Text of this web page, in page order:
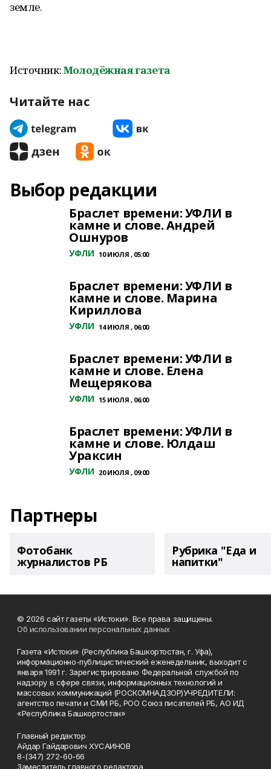
земле.
Источник:Молодёжная газета
Читайте нас
Выбор редакции
Браслет времени: УФЛИ в
камне и слове. Андрей
Ошнуров
УФЛИ 10 ИЮЛЯ , 05:00
Браслет времени: УФЛИ в
камне и слове. Марина
Кириллова
УФЛИ 14 ИЮЛЯ , 06:00
Браслет времени: УФЛИ в
камне и слове. Елена
Мещерякова
УФЛИ 15 ИЮЛЯ , 06:00
Браслет времени: УФЛИ в
камне и слове. Юлдаш
Ураксин
УФЛИ 20 ИЮЛЯ , 09:00
Партнеры
Фотобанк
журналистов РБ
Рубрика "Еда и
напитки"
© 2026 сайт газеты «Истоки». Все права защищены.
Об использовании персональных данных
Газета «Истоки» (Республика Башкортостан, г. Уфа),
информационно-публицистический еженедельник, выходит с
января 1991 г. Зарегистрировано Федеральной службой по
надзору в сфере связи, информационных технологий и
массовых коммуникаций (РОСКОМНАДЗОР)УЧРЕДИТЕЛИ:
агентство печати и СМИ РБ, РОО Союз писателей РБ, АО ИД
«Республика Башкортостан»
Главный редактор
Айдар Гайдарович ХУСАИНОВ
8-(347) 272-60-66
Заместитель главного редактора